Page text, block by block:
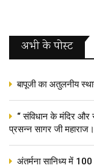
अभी के पोस्‍ट
बापूजी का अतुलनीय
“ संविधान के मंदिर और
प्रसन्न सागर जी
अंतर्मना सानिध्य में